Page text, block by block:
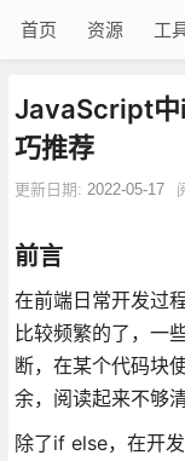
首页 资源 工
JavaScript中
巧推荐
更新日期: 2022-05-17
前言
在前端日常开发过
比较频繁的了，一
断，在某个代码块
余，阅读起来不够清
除了if else，在开